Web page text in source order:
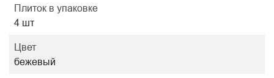
Плиток в упаковке
4 шт
Цвет
бежевый